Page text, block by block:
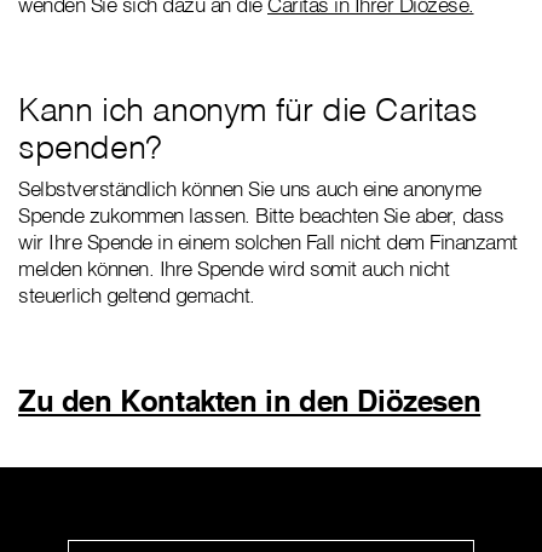
Kann ich anonym für die Caritas
spenden?
Selbstverständlich können Sie uns auch eine anonyme
Spende zukommen lassen. Bitte beachten Sie aber, dass
wir Ihre Spende in einem solchen Fall nicht dem Finanzamt
melden können. Ihre Spende wird somit auch nicht
steuerlich geltend gemacht.
Zu den Kontakten in den Diözesen